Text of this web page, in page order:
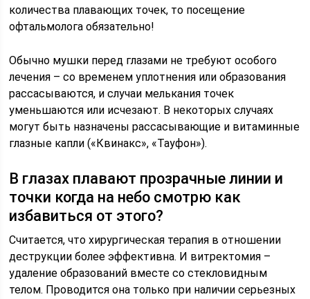
количества плавающих точек, то посещение
офтальмолога обязательно!
Обычно мушки перед глазами не требуют особого
лечения – со временем уплотнения или образования
рассасываются, и случаи мелькания точек
уменьшаются или исчезают. В некоторых случаях
могут быть назначены рассасывающие и витаминные
глазные капли («Квинакс», «Тауфон»).
В глазах плавают прозрачные линии и
точки когда на небо смотрю как
избавиться от этого?
Считается, что хирургическая терапия в отношении
деструкции более эффективна. И витректомия –
удаление образований вместе со стекловидным
телом. Проводится она только при наличии серьезных